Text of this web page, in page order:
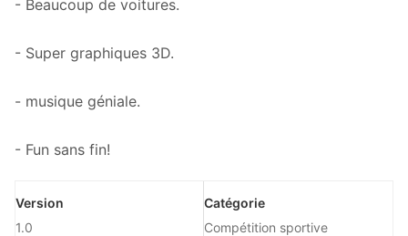
- Beaucoup de voitures.
- Super graphiques 3D.
- musique géniale.
- Fun sans fin!
Version
1.0
Catégorie
Compétition sportive